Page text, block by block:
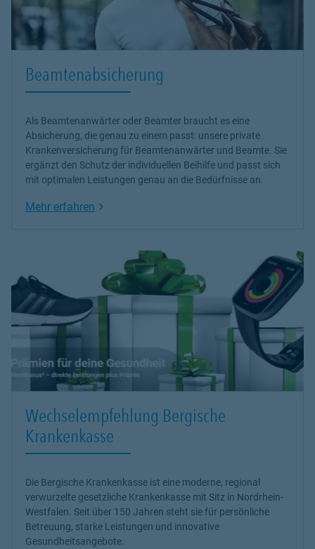
Beamtenabsicherung
Als Beamtenanwärter oder Beamter braucht es eine
Absicherung, die genau zu einem passt: unsere private
Krankenversicherung für Beamtenanwärter und Beamte. Sie
ergänzt den Schutz der individuellen Beihilfe und passt sich
mit optimalen Leistungen genau an die Bedürfnisse an.
Mehr erfahren Link Opens in New Tab
Wechselempfehlung Bergische
Krankenkasse
Die Bergische Krankenkasse ist eine moderne, regional
verwurzelte gesetzliche Krankenkasse mit Sitz in Nordrhein-
Westfalen. Seit über 150 Jahren steht sie für persönliche
Betreuung, starke Leistungen und innovative
Gesundheitsangebote.